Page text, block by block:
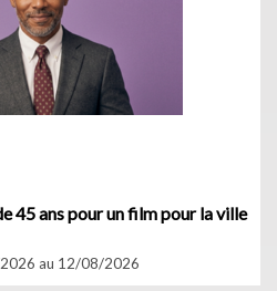
45 ans pour un film pour la ville
au 12/08/2026